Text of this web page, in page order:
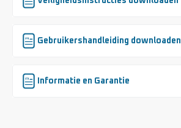
Gebruikershandleiding downloaden
Informatie en Garantie